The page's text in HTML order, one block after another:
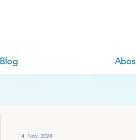
Blog Abos
14. Nov. 2024